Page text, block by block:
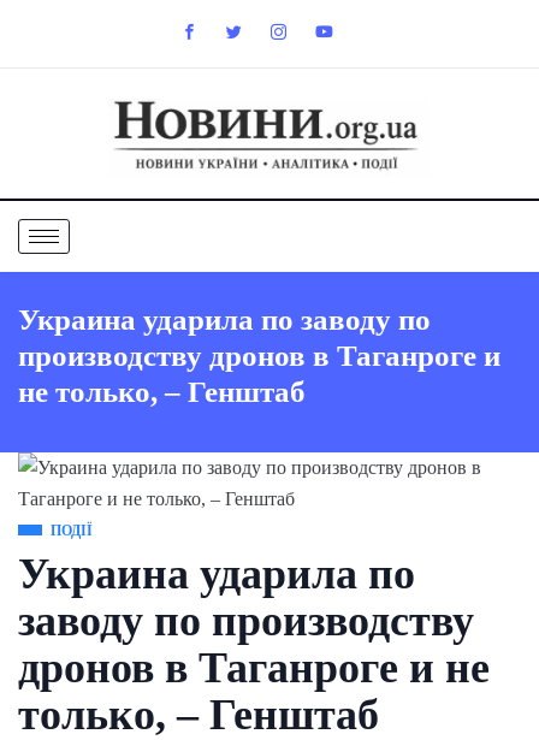
Украина ударила по заводу по
производству дронов в Таганроге и
не только, – Генштаб
ПОДІЇ
Украина ударила по
заводу по производству
дронов в Таганроге и не
только, – Генштаб